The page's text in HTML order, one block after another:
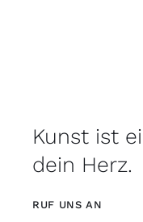
Kunst ist
dein Herz.
RUF UNS AN